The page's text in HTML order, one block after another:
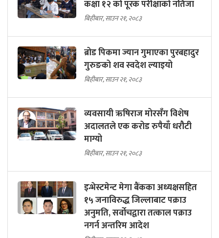
कक्षा १२ को पूरक परीक्षाको नतिजा
बिहीबार, साउन २१, २०८३
ब्रोड पिकमा ज्यान गुमाएका पुरबहादुर
गुरुङको शव स्वदेश ल्याइयो
बिहीबार, साउन २१, २०८३
व्यवसायी ऋषिराज मोरसँग विशेष
अदालतले एक करोड रुपैयाँ धरौटी
माग्यो
बिहीबार, साउन २१, २०८३
इन्भेस्टमेन्ट मेगा बैंकका अध्यक्षसहित
१५ जनाविरुद्ध जिल्लाबाट पक्राउ
अनुमति, सर्वोचद्वारा तत्काल पक्राउ
नगर्न अन्तरिम आदेश